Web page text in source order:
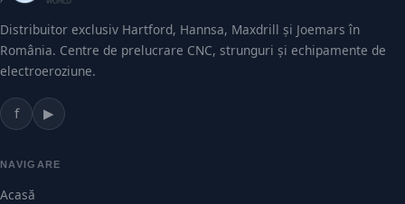
Distribuitor exclusiv Hartford, Hannsa, Maxdrill și Joemars în
România. Centre de prelucrare CNC, strunguri și echipamente de
electroeroziune.
f ▶
NAVIGARE
Acasă